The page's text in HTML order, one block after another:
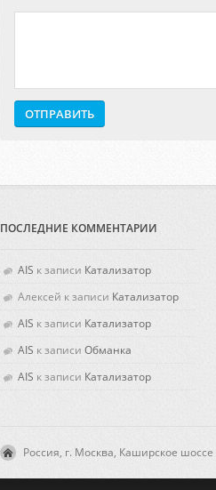
ПОСЛЕДНИЕ КОММЕНТАРИИ
AIS к записи Катализатор
Алексей к записи Катализатор
AIS к записи Катализатор
AIS к записи Обманка
AIS к записи Катализатор
Россия, г. Москва, Каширское